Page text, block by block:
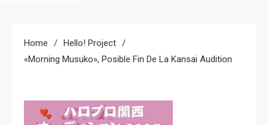
Home
Hello! Project
«Morning Musuko», Posible Fin De La Kansai Audition